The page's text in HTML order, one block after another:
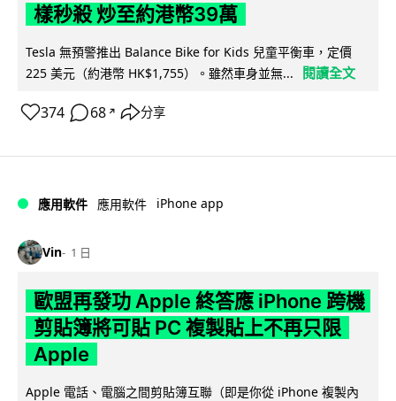
樣秒殺 炒至約港幣39萬
Tesla 無預警推出 Balance Bike for Kids 兒童平衡車，定價
225 美元（約港幣 HK$1,755）。雖然車身並無...
閱讀全文
374 68 ↗ 分享
應用軟件 應用軟件 iPhone app
Vin 1 日
歐盟再發功 Apple 終答應 iPhone 跨機
剪貼簿將可貼 PC 複製貼上不再只限
Apple
Apple 電話、電腦之間剪貼簿互聯（即是你從 iPhone 複製內